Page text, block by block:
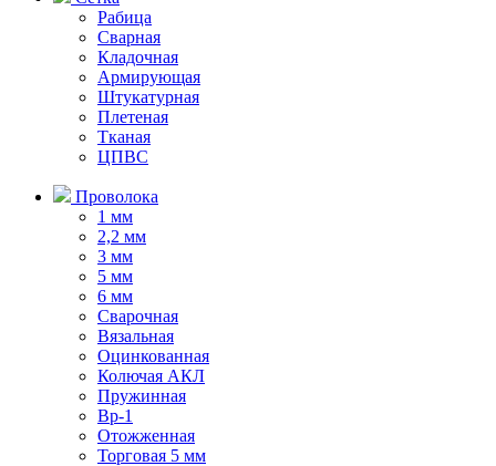
Рабица
Сварная
Кладочная
Армирующая
Штукатурная
Плетеная
Тканая
ЦПВС
Проволока
1 мм
2,2 мм
3 мм
5 мм
6 мм
Сварочная
Вязальная
Оцинкованная
Колючая АКЛ
Пружинная
Вр-1
Отожженная
Торговая 5 мм